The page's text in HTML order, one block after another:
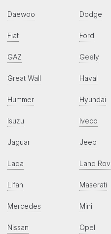
Daewoo Dodge
Fiat Ford
GAZ Geely
Great Wall Haval
Hummer Hyundai
Isuzu Iveco
Jaguar Jeep
Lada Land
Lifan Maserati
Mercedes Mini
Nissan Opel